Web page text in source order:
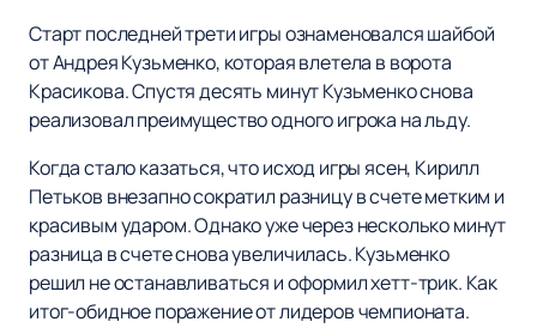
Старт последней трети игры ознаменовался шайбой
от Андрея Кузьменко, которая влетела в ворота
Красикова. Спустя десять минут Кузьменко снова
реализовал преимущество одного игрока на льду.
Когда стало казаться, что исход игры ясен, Кирилл
Петьков внезапно сократил разницу в счете метким и
красивым ударом. Однако уже через несколько минут
разница в счете снова увеличилась. Кузьменко
решил не останавливаться и оформил хетт-трик. Как
итог-обидное поражение от лидеров чемпионата.